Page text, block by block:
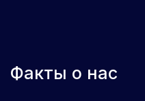
Факты о нас